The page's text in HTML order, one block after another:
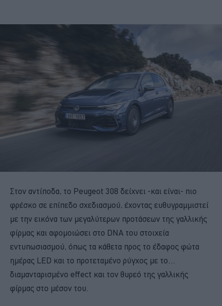
Στον αντίποδα, το Peugeot 308 δείχνει -και είναι- πιο
φρέσκο σε επίπεδο σχεδιασμού, έχοντας ευθυγραμμιστεί
με την εικόνα των μεγαλύτερων προτάσεων της γαλλικής
φίρμας και αφομοιώσει στο DNA του στοιχεία
εντυπωσιασμού, όπως τα κάθετα προς το έδαφος φώτα
ημέρας LED και το προτεταμένο ρύγχος με το…
διαμανταρισμένο effect και τον θυρεό της γαλλικής
φίρμας στο μέσον του.